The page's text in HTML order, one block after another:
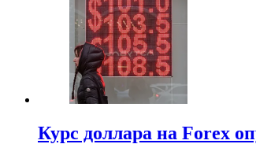
Курс доллара на Forex